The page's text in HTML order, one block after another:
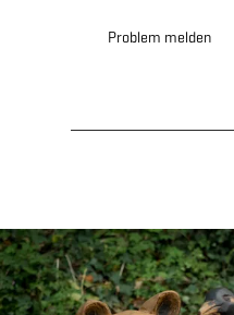
Problem melden